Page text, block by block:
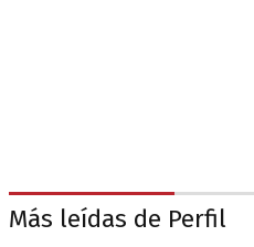
Más leídas de Perfil